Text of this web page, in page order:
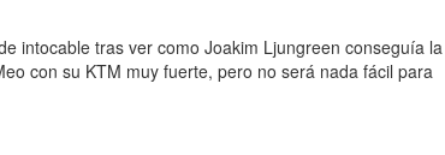
intocable tras ver como Joakim Ljungreen conseguía la
con su KTM muy fuerte, pero no será nada fácil para